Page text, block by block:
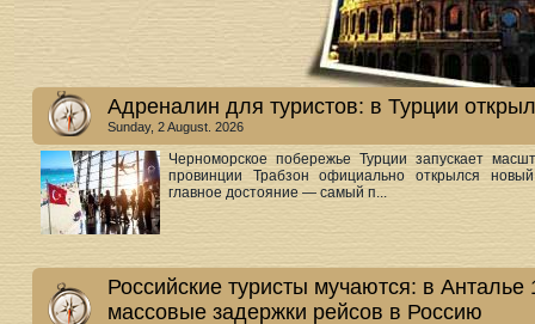
Адреналин для туристов: в Турции
Sunday, 2 August. 2026
Черноморское побережье Турции запускает
провинции Трабзон официально открылся
главное достояние — самый п...
Российские туристы мучаются: в
массовые задержки рейсов в Россию